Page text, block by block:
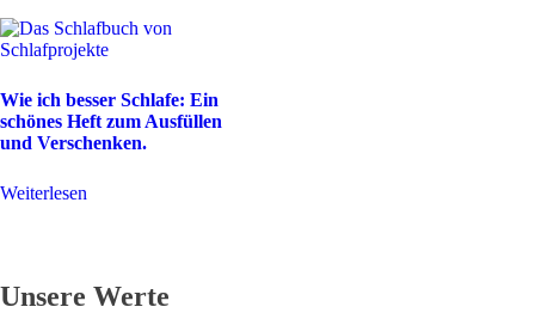
Wie ich besser Schlafe: Ein
schönes Heft zum Ausfüllen
und Verschenken.
Weiterlesen
Unsere Werte